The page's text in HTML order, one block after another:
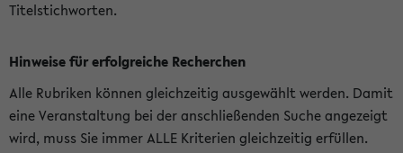
Titelstichworten.
Hinweise für erfolgreiche Recherchen
Alle Rubriken können gleichzeitig ausgewählt werden. Damit
eine Veranstaltung bei der anschließenden Suche angezeigt
wird, muss Sie immer ALLE Kriterien gleichzeitig erfüllen.